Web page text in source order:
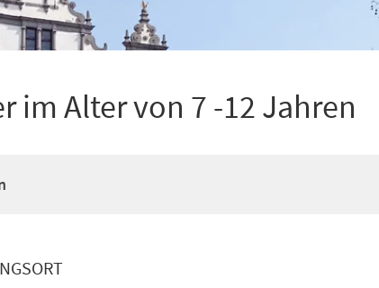
im Alter von 7 -12 Jahren